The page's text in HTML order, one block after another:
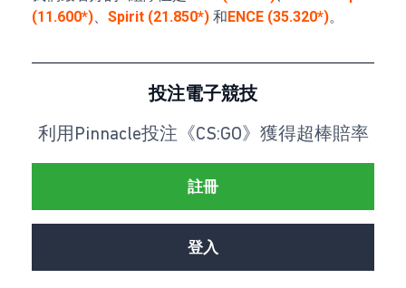
(11.600*)、 Spirit (21.850*) 和ENCE (35.320*)。
投注電子競技
利用Pinnacle投注《CS:GO》獲得超棒賠率
註冊
登入